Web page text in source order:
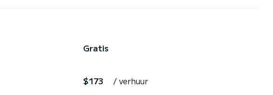
Gratis
$173 / verhuur